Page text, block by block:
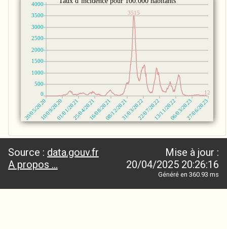
Source : data.gouv.fr
A propos ...
Mise à jour :
20/04/2025 20:26:16
Généré en 360.93 ms